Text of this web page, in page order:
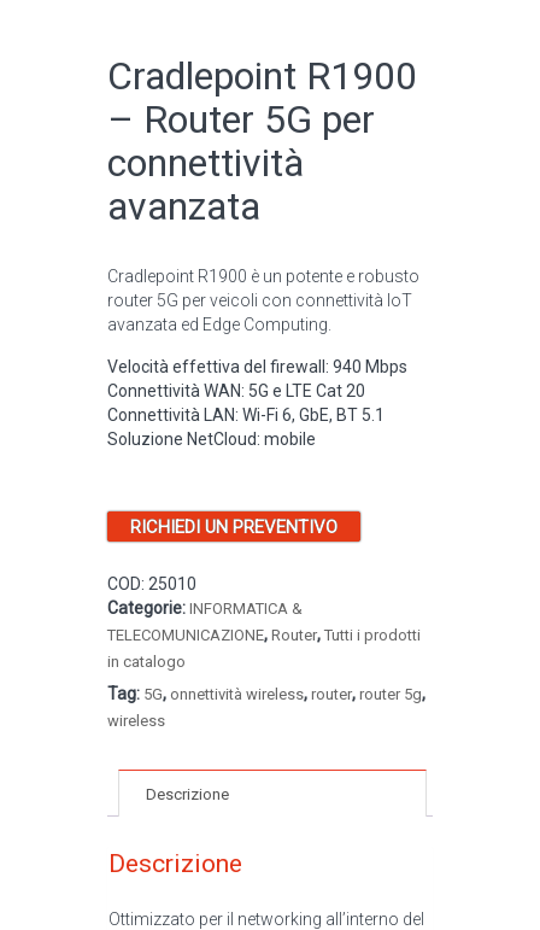
Cradlepoint R1900
– Router 5G per
connettività
avanzata
Cradlepoint R1900 è un potente e robusto
router 5G per veicoli con connettività IoT
avanzata ed Edge Computing.
Velocità effettiva del firewall: 940 Mbps
Connettività WAN: 5G e LTE Cat 20
Connettività LAN: Wi-Fi 6, GbE, BT 5.1
Soluzione NetCloud: mobile
RICHIEDI UN PREVENTIVO
COD: 25010
Categorie: INFORMATICA &
TELECOMUNICAZIONE, Router, Tutti i prodotti
in catalogo
Tag: 5G, onnettività wireless, router, router 5g,
wireless
Descrizione
Descrizione
Ottimizzato per il networking all’interno del